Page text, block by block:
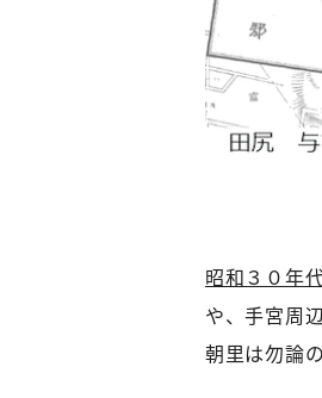
昭和３０年
や、手宮周
朝里は勿論